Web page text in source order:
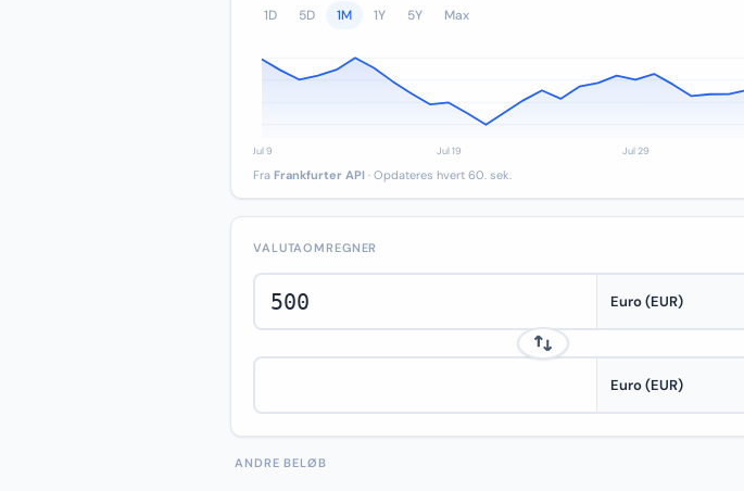
1D 5D 1M 1Y 5Y Max
Fra Frankfurter API · Opdateres hvert 60. sek.
VALUTAOMREGNER
ANDRE BELØB